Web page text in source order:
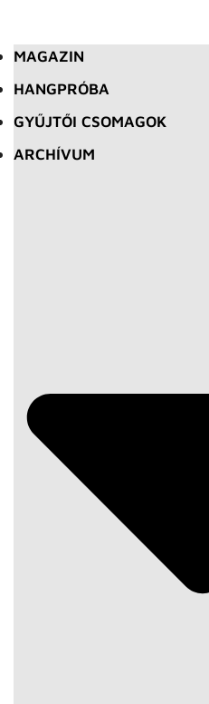
MAGAZIN
HANGPRÓBA
GYŰJTŐI CSOMAGOK
ARCHÍVUM